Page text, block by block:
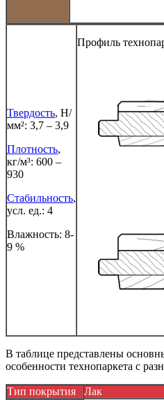
Твердость, Н/
мм²: 3,7 – 3,9
Плотность,
кг/м³: 600 –
930
Стабильность,
усл. ед.: 4
Влажность: 8-
9 %
Профиль
В таблице представлены
особенности технопаркета с
Тип покрытия Лак